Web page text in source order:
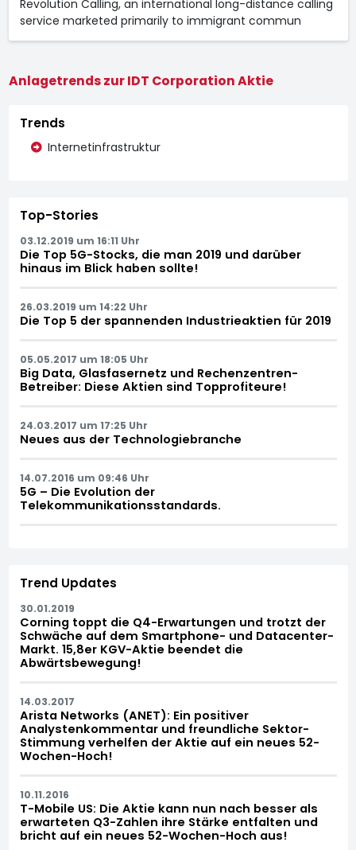
Revolution Calling, an international long-distance calling
service marketed primarily to immigrant commun
Anlagetrends zur IDT Corporation Aktie
Trends
Internetinfrastruktur
Top-Stories
03.12.2019 um 16:11 Uhr
Die Top 5G-Stocks, die man 2019 und darüber
hinaus im Blick haben sollte!
26.03.2019 um 14:22 Uhr
Die Top 5 der spannenden Industrieaktien für 2019
05.05.2017 um 18:05 Uhr
Big Data, Glasfasernetz und Rechenzentren-
Betreiber: Diese Aktien sind Topprofiteure!
24.03.2017 um 17:25 Uhr
Neues aus der Technologiebranche
14.07.2016 um 09:46 Uhr
5G – Die Evolution der
Telekommunikationsstandards.
Trend Updates
30.01.2019
Corning toppt die Q4-Erwartungen und trotzt der
Schwäche auf dem Smartphone- und Datacenter-
Markt. 15,8er KGV-Aktie beendet die
Abwärtsbewegung!
14.03.2017
Arista Networks (ANET): Ein positiver
Analystenkommentar und freundliche Sektor-
Stimmung verhelfen der Aktie auf ein neues 52-
Wochen-Hoch!
10.11.2016
T-Mobile US: Die Aktie kann nun nach besser als
erwarteten Q3-Zahlen ihre Stärke entfalten und
bricht auf ein neues 52-Wochen-Hoch aus!